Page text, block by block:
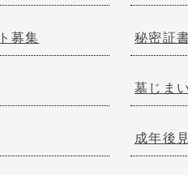
募集 秘密証
墓じま
成年後